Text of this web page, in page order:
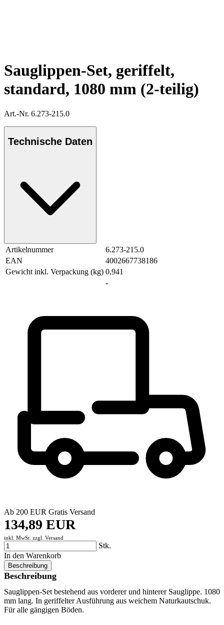
Sauglippen-Set, geriffelt,
standard, 1080 mm (2-teilig)
Art.-Nr. 6.273-215.0
Technische Daten
Artikelnummer
6.273-215.0
EAN
4002667738186
Gewicht inkl. Verpackung (kg) 0,941
-
Ab 200 EUR Gratis Versand
134,89 EUR
inkl. MwSt. zzgl. Versand
Stk.
In den Warenkorb
Beschreibung
Beschreibung
Sauglippen-Set bestehend aus vorderer und hinterer Sauglippe. 1080
mm lang. In geriffelter Ausführung aus weichem Naturkautschuk.
Für alle gängigen Böden.